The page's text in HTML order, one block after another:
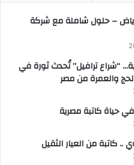
– حلول شاملة مع شركة
“شراع ترافيل” تُحدث ثورة في
والعمرة من مصر
حياة كاتبة مصرية
.. كاتبة من العيار الثقيل